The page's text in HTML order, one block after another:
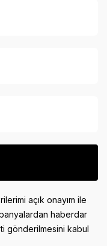
açık onayım ile
haberdar
gönderilmesini kabul